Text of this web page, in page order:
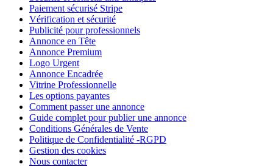
Paiement sécurisé Stripe
Vérification et sécurité
Publicité pour professionnels
Annonce en Tête
Annonce Premium
Logo Urgent
Annonce Encadrée
Vitrine Professionnelle
Les options payantes
Comment passer une annonce
Guide complet pour publier une annonce
Conditions Générales de Vente
Politique de Confidentialité -RGPD
Gestion des cookies
Nous contacter